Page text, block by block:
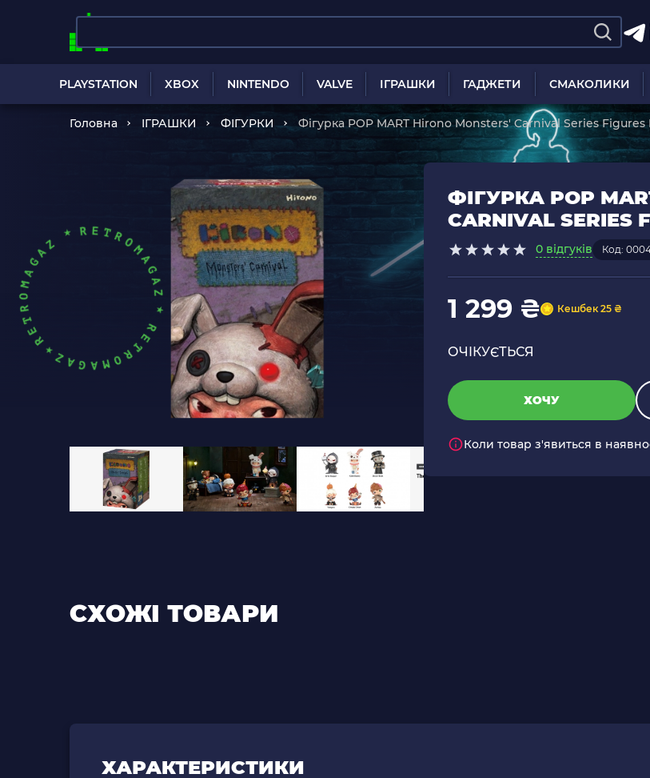
PLAYSTATION XBOX NINTENDO VALVE ІГРАШКИ ГАДЖЕТИ СМАКОЛИКИ
Головна ІГРАШКИ ФІГУРКИ Фігурка POP MART Hirono Monsters' Carnival Series
ФІГУРКА POP
CARNIVAL SERIES
0 відгуків Код:
1 299 ₴ Кешбек 25 ₴
ОЧІКУЄТЬСЯ
ХОЧУ
Коли товар з'явиться в
СХОЖІ ТОВАРИ
ХАРАКТЕРИСТИКИ